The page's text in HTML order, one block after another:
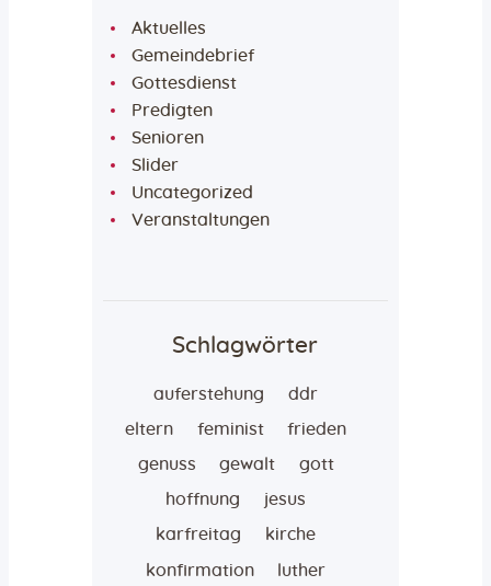
Aktuelles
Gemeindebrief
Gottesdienst
Predigten
Senioren
Slider
Uncategorized
Veranstaltungen
Schlagwörter
auferstehung ddr
eltern feminist frieden
genuss gewalt gott
hoffnung jesus
karfreitag kirche
konfirmation luther